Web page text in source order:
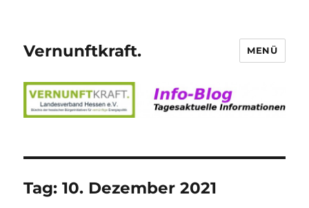
Vernunftkraft. MENÜ
Tag:10. Dezember 2021